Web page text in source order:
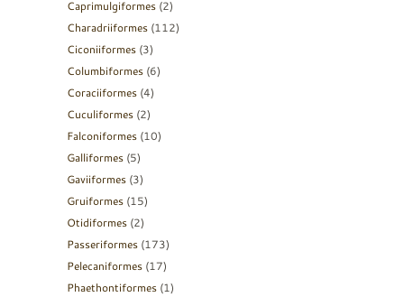
Caprimulgiformes (2)
Charadriiformes (112)
Ciconiiformes (3)
Columbiformes (6)
Coraciiformes (4)
Cuculiformes (2)
Falconiformes (10)
Galliformes (5)
Gaviiformes (3)
Gruiformes (15)
Otidiformes (2)
Passeriformes (173)
Pelecaniformes (17)
Phaethontiformes (1)